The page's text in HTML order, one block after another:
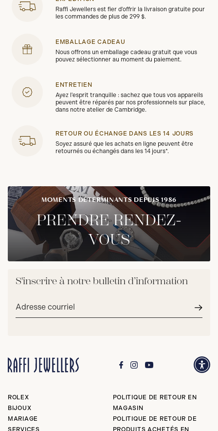
Raffi Jewellers est fier d'offrir la livraison gratuite pour
les commandes de plus de 299 $.
EMBALLAGE CADEAU
Nous offrons un emballage cadeau gratuit que vous
pouvez sélectionner au moment du paiement.
ENTRETIEN
Ayez l'esprit tranquille : sachez que tous vos appareils
peuvent être réparés par nos professionnels sur place,
dans notre atelier de Cambridge.
RETOUR OU ÉCHANGE DANS LES 14 JOURS
Soyez assuré que les achats en ligne peuvent être
retournés ou échangés dans les 14 jours*.
MOMENTS DÉTERMINANTS DEPUIS 1986
PRENDRE RENDEZ-
VOUS
S'inscrire à notre bulletin d’information
Adresse
ROLEX
BIJOUX
MARIAGE
POLITIQUE DE RETOUR EN
MAGASIN
POLITIQUE DE RETOUR DE